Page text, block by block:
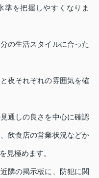
準を把握しやすくなりま
の生活スタイルに合った
夜それぞれの雰囲気を確
通しの良さを中心に確認
飲食店の営業状況などか
見極めます。
隣の掲示板に、防犯に関